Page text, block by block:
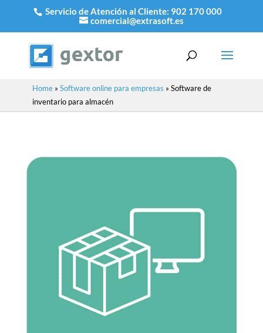
Servicio de Atención al Cliente: 902 170 000
comercial@extrasoft.es
Home» Software online para empresas » Software de
inventario para almacén